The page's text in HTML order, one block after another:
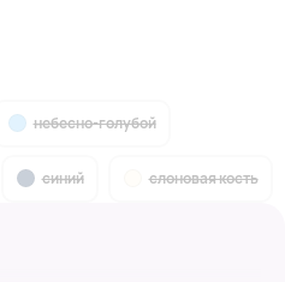
небесно-голубой
синий слоновая кость